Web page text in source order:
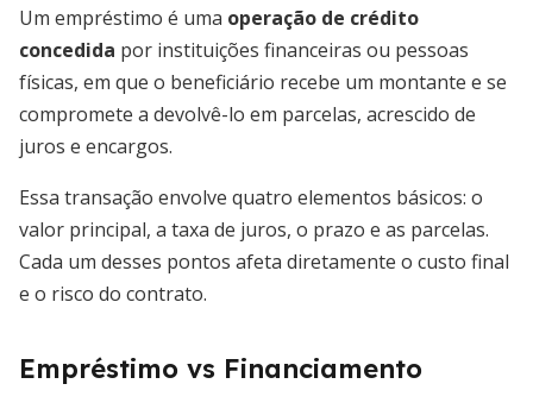
Um empréstimo é uma operação de crédito
concedida por instituições financeiras ou pessoas
físicas, em que o beneficiário recebe um montante e se
compromete a devolvê-lo em parcelas, acrescido de
juros e encargos.
Essa transação envolve quatro elementos básicos: o
valor principal, a taxa de juros, o prazo e as parcelas.
Cada um desses pontos afeta diretamente o custo final
e o risco do contrato.
Empréstimo vs Financiamento